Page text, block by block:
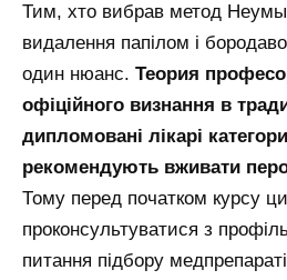
Тим, хто вибрав метод
видалення папілом і
один нюанс. Теория
офіційного визнання в
дипломовані лікарі
рекомендують вживати
Тому перед початком курсу
проконсультуватися з
питання підбору